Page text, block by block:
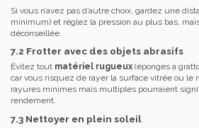
Si vous n’avez pas d’autre choix, gardez une
minimum) et réglez la pression au plus bas,
déconseillée.
7.2 Frotter avec des objets abrasifs
Évitez tout matériel rugueux (éponges à
car vous risquez de rayer la surface vitrée ou le
rayures minimes mais multiples pourraient
rendement.
7.3 Nettoyer en plein soleil